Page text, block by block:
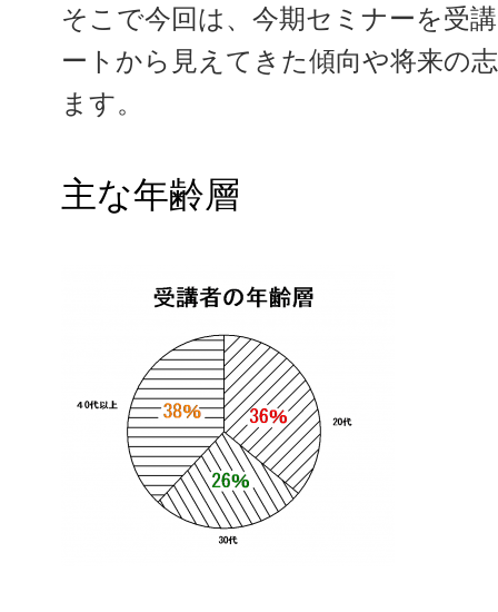
そこで今回は、今期セミナーを受
ートから見えてきた傾向や将来の
ます。
主な年齢層